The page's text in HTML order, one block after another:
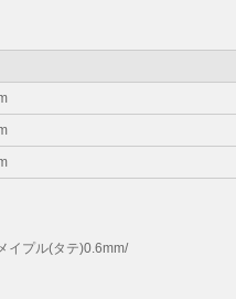
イプル(タテ)0.6mm/